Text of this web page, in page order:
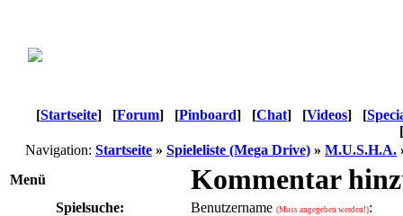
[Startseite] [Forum] [Pinboard] [Chat] [Videos] [
[
Navigation: Startseite » Spieleliste (Mega Drive) » M.U.S.H.A.
Menü
Kommentar
Spielsuche: Benutzername (Muss angegeben werden!):